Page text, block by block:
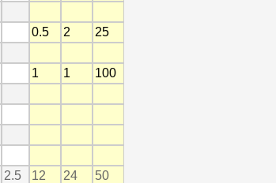
0.5 2
25
1 1
100
2.5 12 24 50